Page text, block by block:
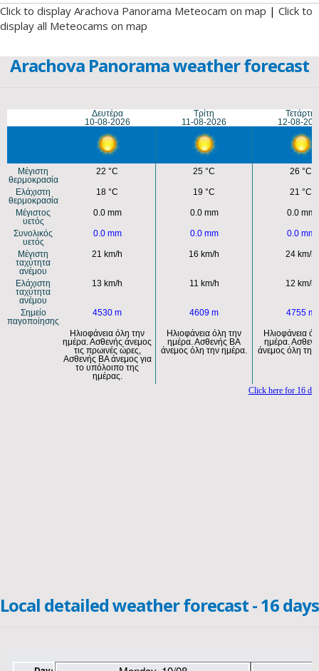
Click to display Arachova Panorama Meteocam on map | Click to
display all Meteocams on map
Arachova Panorama weather forecast
Local detailed weather forecast - 16 days